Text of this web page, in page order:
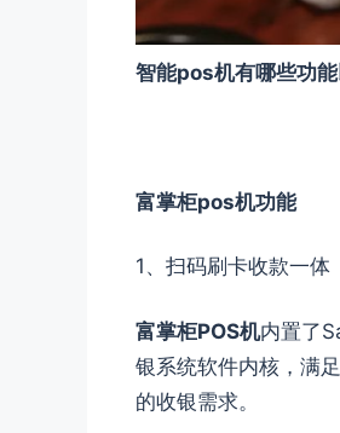
智能pos机有哪些功
富掌柜pos机功能
1、扫码刷卡收款一体
富掌柜POS机内置了
银系统软件内核，满
的收银需求。